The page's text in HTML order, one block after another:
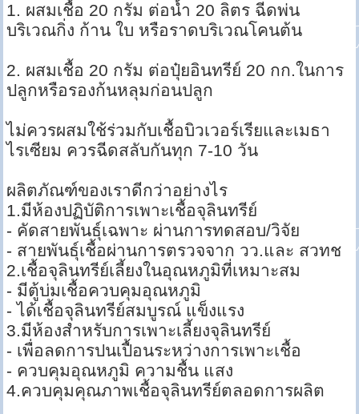
1. ผสมเชื้อ 20 กรัม ต่อน้ำ 20 ลิตร ฉีดพ่น
บริเวณกิ่ง ก้าน ใบ หรือราดบริเวณโคนต้น
2. ผสมเชื้อ 20 กรัม ต่อปุ๋ยอินทรีย์ 20 กก.ในการ
ปลูกหรือรองก้นหลุมก่อนปลูก
ไม่ควรผสมใช้ร่วมกับเชื้อบิวเวอร์เรียและเมธา
ไรเซียม ควรฉีดสลับกันทุก 7-10 วัน
ผลิตภัณฑ์ของเราดีกว่าอย่างไร
1.มีห้องปฏิบัติการเพาะเชื้อจุลินทรีย์
- คัดสายพันธุ์เฉพาะ ผ่านการทดสอบ/วิจัย
- สายพันธุ์เชื้อผ่านการตรวจจาก วว.และ สวทช
2.เชื้อจุลินทรีย์เลี้ยงในอุณหภูมิที่เหมาะสม
- มีตู้บ่มเชื้อควบคุมอุณหภูมิ
- ได้เชื้อจุลินทรีย์สมบูรณ์ แข็งแรง
3.มีห้องสำหรับการเพาะเลี้ยงจุลินทรีย์
- เพื่อลดการปนเปื้อนระหว่างการเพาะเชื้อ
- ควบคุมอุณหภูมิ ความชื้น แสง
4.ควบคุมคุณภาพเชื้อจุลินทรีย์ตลอดการผลิต